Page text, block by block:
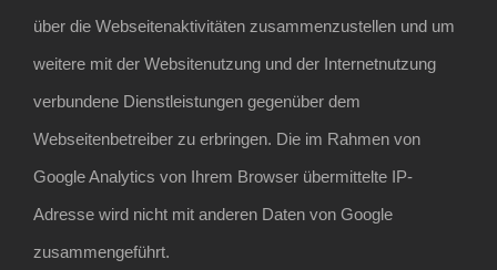
über die Webseitenaktivitäten zusammenzustellen und um
weitere mit der Websitenutzung und der Internetnutzung
verbundene Dienstleistungen gegenüber dem
Webseitenbetreiber zu erbringen. Die im Rahmen von
Google Analytics von Ihrem Browser übermittelte IP-
Adresse wird nicht mit anderen Daten von Google
zusammengeführt.